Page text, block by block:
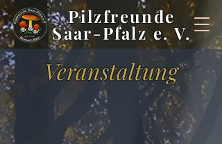
Pilzfreunde
Saar-Pfalz e. V.
Veranstaltung